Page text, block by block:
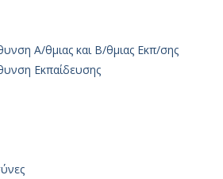
Α/θμιας και Β/θμιας Εκπ/σης
Εκπαίδευσης